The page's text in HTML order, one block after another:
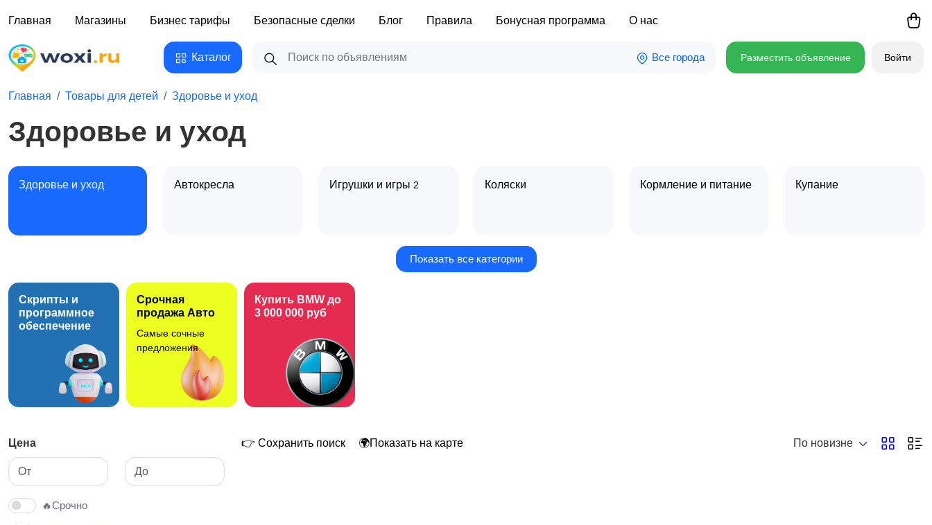
Главная Магазины Бизнес тарифы Безопасные сделки Блог Правила Бонусная программа О нас
Каталог Все города Разместить объявление Войти
Главная Товары для детей Здоровье и уход
Здоровье и уход
Здоровье и уход Автокресла Игрушки и игры 2 Коляски Кормление и питание Купание
Радио- и видеоняни Товары для мам
Детская одежда и
Показать все категории
Скрипты и
программное
обеспечение
Срочная
продажа Авто
Самые сочные
предложения
Купить BMW до
3 000 000 руб
Цена
🔥Срочно
👉 Сохранить поиск 🌍Показать на карте По новизне